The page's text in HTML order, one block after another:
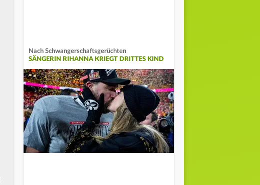
Nach Schwangerschaftsgerüchten
SÄNGERIN RIHANNA KRIEGT DRITTES KIND